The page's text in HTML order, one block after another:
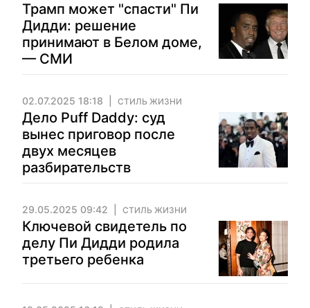
Трамп может "спасти" Пи
Дидди: решение
принимают в Белом доме,
— СМИ
02.07.2025 18:18 СТИЛЬ ЖИЗНИ
Дело Puff Daddy: суд
вынес приговор после
двух месяцев
разбирательств
29.05.2025 09:42 СТИЛЬ ЖИЗНИ
Ключевой свидетель по
делу Пи Дидди родила
третьего ребенка